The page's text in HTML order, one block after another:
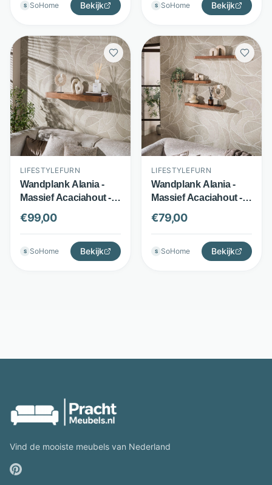
S SoHome Bekijk S SoHome Bekijk
LIFESTYLEFURN
Wandplank Alania -
Massief Acaciahout -
100 cm Breed - Bruin -
LifestyleFurn
€99,00
S SoHome Bekijk
LIFESTYLEFURN
Wandplank Alania -
Massief Acaciahout -
Set van 3 - Bruin -
LifestyleFurn
€79,00
S SoHome Bekijk
Vind de mooiste meubels van Nederland